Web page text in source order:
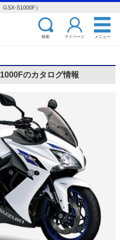
S1000F）
検索 マイページ メニュー
のカタログ情報